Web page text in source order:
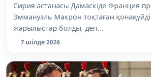
Сирия астанасы Дамаскіде Франция
Эммануэль Макрон тоқтаған
жарылыстар болды, деп...
7 шілде 2026